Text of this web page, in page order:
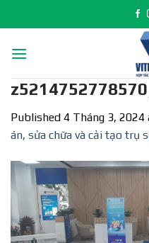
to
Published 4 Tháng 3, 2024
án, sửa chữa và cải tạo trụ